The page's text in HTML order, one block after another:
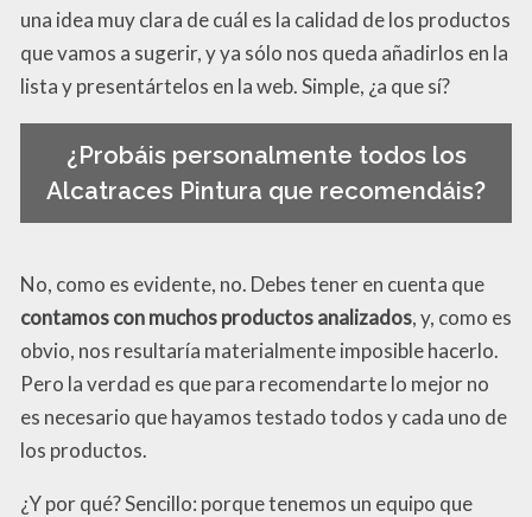
una idea muy clara de cuál es la calidad de los productos
que vamos a sugerir, y ya sólo nos queda añadirlos en la
lista y presentártelos en la web. Simple, ¿a que sí?
¿Probáis personalmente todos los
Alcatraces Pintura que recomendáis?
No, como es evidente, no. Debes tener en cuenta que
contamos con muchos productos analizados, y, como es
obvio, nos resultaría materialmente imposible hacerlo.
Pero la verdad es que para recomendarte lo mejor no
es necesario que hayamos testado todos y cada uno de
los productos.
¿Y por qué? Sencillo: porque tenemos un equipo que